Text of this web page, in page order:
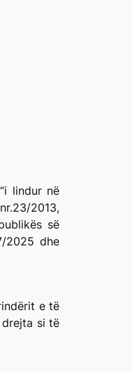
lindur në
2013,
së
2025 dhe
e të
drejta si të